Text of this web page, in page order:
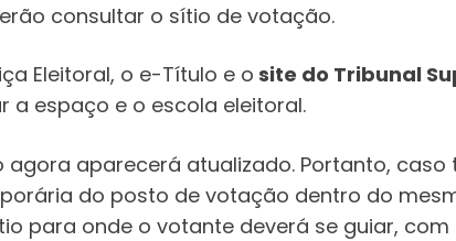
consultar o sítio de votação.
Eleitoral, o e-Título e o site do Tribunal
a espaço e o escola eleitoral.
agora aparecerá atualizado. Portanto,
do posto de votação dentro do
para onde o votante deverá se guiar,